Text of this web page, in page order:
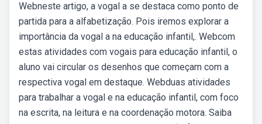
Webneste artigo, a vogal a se destaca como ponto de
partida para a alfabetização. Pois iremos explorar a
importância da vogal a na educação infantil,. Webcom
estas atividades com vogais para educação infantil, o
aluno vai circular os desenhos que começam com a
respectiva vogal em destaque. Webduas atividades
para trabalhar a vogal e na educação infantil, com foco
na escrita, na leitura e na coordenação motora. Saiba